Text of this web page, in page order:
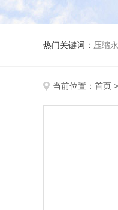
热门关键词： 压缩
当前位置： 首页 >